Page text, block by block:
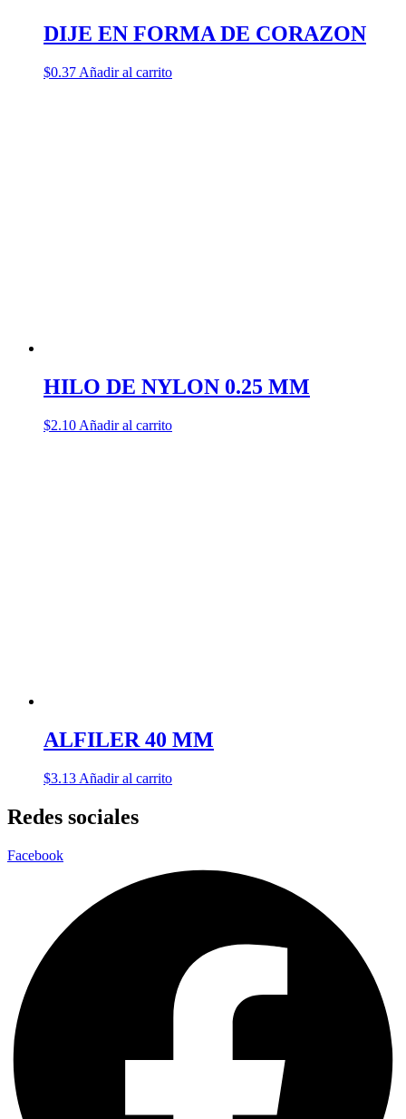
DIJE EN FORMA DE CORAZON
$0.37 Añadir al carrito
HILO DE NYLON 0.25 MM
$2.10 Añadir al carrito
ALFILER 40 MM
$3.13 Añadir al carrito
Redes sociales
Facebook